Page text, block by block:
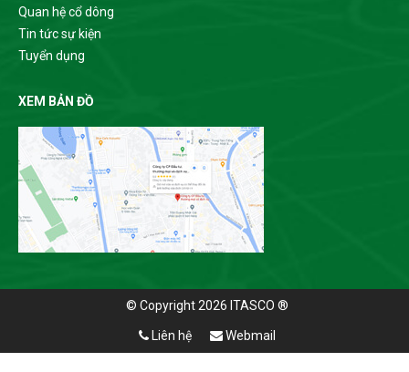
Quan hệ cổ dông
Tin tức sự kiện
Tuyển dụng
XEM BẢN ĐỒ
© Copyright 2026 ITASCO ®
Liên hệ Webmail